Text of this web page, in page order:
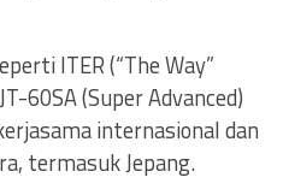
ITER (“The Way”
60SA (Super Advanced)
internasional dan
termasuk Jepang.